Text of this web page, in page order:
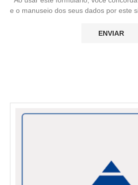
e o manuseio dos seus dados por este